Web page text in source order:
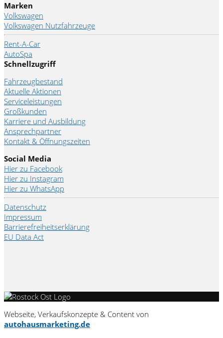
Marken
Volkswagen
Volkswagen Nutzfahrzeuge
Rent-A-Car
AutoSpa
Schnellzugriff
Fahrzeugbestand
Aktuelle Aktionen
Serviceleistungen
Großkunden
Karriere und Ausbildung
Ansprechpartner
Kontakt & Öffnungszeiten
Social Media
Hier zu Facebook
Hier zu Instagram
Hier zu WhatsApp
Datenschutz
Impressum
Barrierefreiheitserklärung
EU Data Act
Webseite, Verkaufskonzepte & Content von
autohausmarketing.de